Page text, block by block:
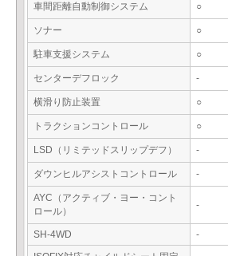
車間距離自動制御システム ○
ソナー ○
駐車支援システム ○
センターデフロック -
横滑り防止装置 ○
トラクションコントロール ○
LSD（リミテッドスリップデフ） -
ダウンヒルアシストコントロール -
AYC（アクティブ・ヨー・コント
ロール）
-
SH-4WD
-